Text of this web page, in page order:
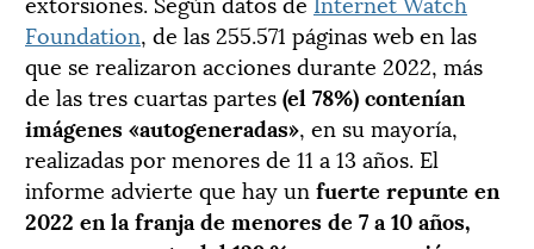
Foundation, de las 255.571 páginas web en las
que se realizaron acciones durante 2022, más
de las tres cuartas partes(el 78%) contenían
imágenes «autogeneradas», en su mayoría,
realizadas por menores de 11 a 13 años. El
informe advierte que hay un fuerte repunte en
2022 en la franja de menores de 7 a 10 años,